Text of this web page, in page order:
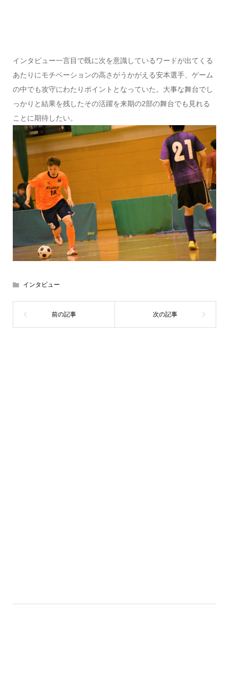
インタビュー一言目で既に次を意識しているワードが出てくる
あたりにモチベーションの高さがうかがえる安本選手、ゲーム
の中でも攻守にわたりポイントとなっていた。大事な舞台でし
っかりと結果を残したその活躍を来期の2部の舞台でも見れる
ことに期待したい。
インタビュー